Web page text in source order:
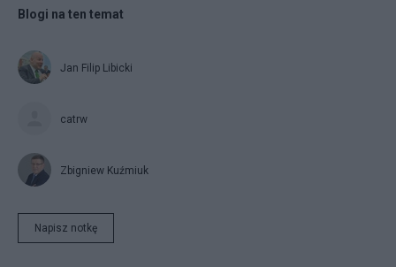
Blogi na ten temat
Jan Filip Libicki
catrw
Zbigniew Kuźmiuk
Napisz notkę